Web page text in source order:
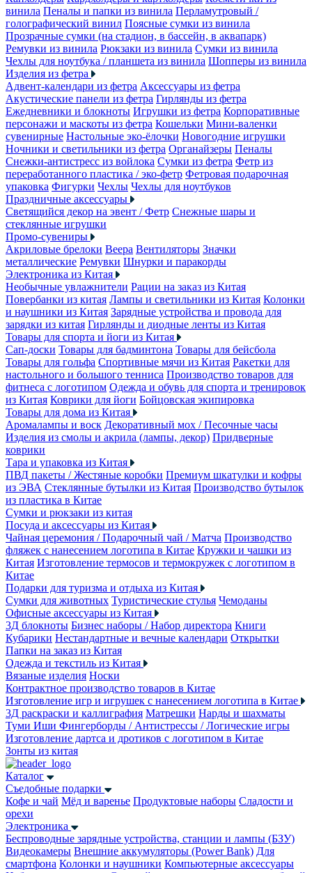
винила Пеналы и папки из винила Перламутровый /
голографический винил Поясные сумки из винила
Прозрачные сумки (на стадион, в бассейн, в аквапарк)
Ремувки из винила Рюкзаки из винила Сумки из винила
Чехлы для ноутбука / планшета из винила Шопперы из винила
Изделия из фетра
Адвент-календари из фетра Аксессуары из фетра
Акустические панели из фетра Гирлянды из фетра
Ежедневники и блокноты Игрушки из фетра Корпоративные
персонажи и маскоты из фетра Кошельки Мини-валенки
сувенирные Настольные эко-ёлочки Новогодние игрушки
Ночники и светильники из фетра Органайзеры Пеналы
Снежки-антистресс из войлока Сумки из фетра Фетр из
переработанного пластика / эко-фетр Фетровая подарочная
упаковка Фигурки Чехлы Чехлы для ноутбуков
Праздничные аксессуары
Светящийся декор на эвент / Фетр Снежные шары и
стеклянные игрушки
Промо-сувениры
Акриловые брелоки Веера Вентиляторы Значки
металлические Ремувки Шнурки и паракорды
Электроника из Китая
Необычные увлажнители Рации на заказ из Китая
Повербанки из китая Лампы и светильники из Китая Колонки
и наушники из Китая Зарядные устройства и провода для
зарядки из китая Гирлянды и диодные ленты из Китая
Товары для спорта и йоги из Китая
Сап-доски Товары для бадминтона Товары для бейсбола
Товары для гольфа Спортивные мячи из Китая Ракетки для
настольного и большого тенниса Производство товаров для
фитнеса с логотипом Одежда и обувь для спорта и тренировок
из Китая Коврики для йоги Бойцовская экипировка
Товары для дома из Китая
Аромалампы и воск Декоративный мох / Песочные часы
Изделия из смолы и акрила (лампы, декор) Придверные
коврики
Тара и упаковка из Китая
ПВД пакеты / Жестяные коробки Премиум шкатулки и кофры
из ЭВА Стеклянные бутылки из Китая Производство бутылок
из пластика в Китае
Сумки и рюкзаки из китая
Посуда и аксессуары из Китая
Чайная церемония / Подарочный чай / Матча Производство
фляжек с нанесением логотипа в Китае Кружки и чашки из
Китая Изготовление термосов и термокружек с логотипом в
Китае
Подарки для туризма и отдыха из Китая
Сумки для животных Туристические стулья Чемоданы
Офисные аксессуары из Китая
3Д блокноты Бизнес наборы / Набор директора Книги
Кубарики Нестандартные и вечные календари Открытки
Папки на заказ из Китая
Одежда и текстиль из Китая
Вязаные изделия Носки
Контрактное производство товаров в Китае
Изготовление игр и игрушек с нанесением логотипа в Китае
3Д раскраски и каллиграфия Матрешки Нарды и шахматы
Туми Иши Фингерборды / Антистрессы / Логические игры
Изготовление дартса и дротиков с логотипом в Китае
Зонты из китая
Каталог
Съедобные подарки
Кофе и чай Мёд и варенье Продуктовые наборы Сладости и
орехи
Электроника
Беспроводные зарядные устройства, станции и лампы (БЗУ)
Видеокамеры Внешние аккумуляторы (Power Bank) Для
смартфона Колонки и наушники Компьютерные аксессуары